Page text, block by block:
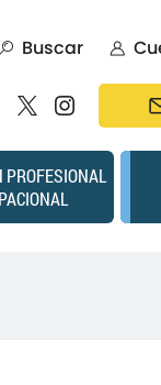
Buscar
PROFESIONAL